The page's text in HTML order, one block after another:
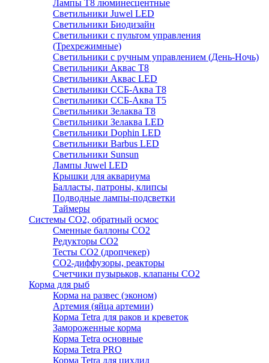
Лампы Т8 люминесцентные
Светильники Juwel LED
Светильники Биодизайн
Светильники с пультом управления
(Трехрежимные)
Светильники с ручным управлением (День-Ночь)
Светильники Аквас Т8
Светильники Аквас LED
Светильники ССБ-Аква Т8
Светильники ССБ-Аква Т5
Светильники Зелаква Т8
Светильники Зелаква LED
Светильники Dophin LED
Светильники Barbus LED
Светильники Sunsun
Лампы Juwel LED
Крышки для аквариума
Балласты, патроны, клипсы
Подводные лампы-подсветки
Таймеры
Системы CO2, обратный осмос
Сменные баллоны СО2
Редукторы СО2
Тесты CO2 (дропчекер)
СО2-диффузоры, реакторы
Счетчики пузырьков, клапаны СО2
Корма для рыб
Корма на развес (эконом)
Артемия (яйца артемии)
Корма Tetra для раков и креветок
Замороженные корма
Корма Tetra основные
Корма Tetra PRO
Корма Tetra для цихлид